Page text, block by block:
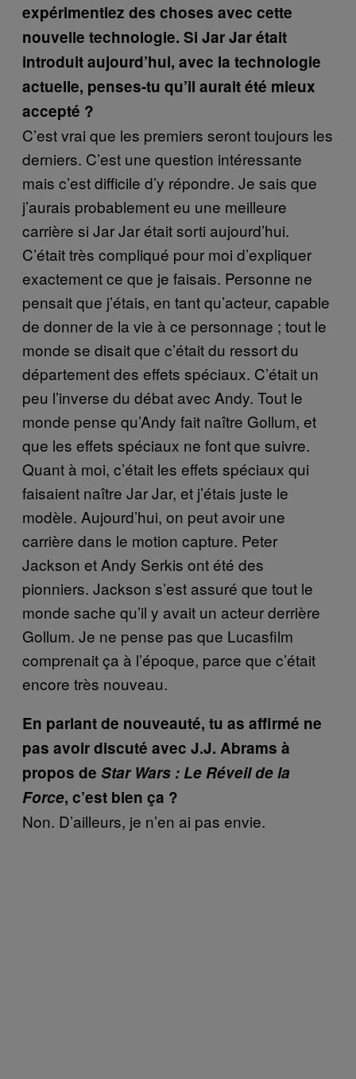
expérimentiez des choses avec cette
nouvelle technologie. Si Jar Jar était
introduit aujourd’hui, avec la technologie
actuelle, penses-tu qu’il aurait été mieux
accepté ?
C’est vrai que les premiers seront toujours les
derniers. C’est une question intéressante
mais c’est difficile d’y répondre. Je sais que
j’aurais probablement eu une meilleure
carrière si Jar Jar était sorti aujourd’hui.
C’était très compliqué pour moi d’expliquer
exactement ce que je faisais. Personne ne
pensait que j’étais, en tant qu’acteur, capable
de donner de la vie à ce personnage ; tout le
monde se disait que c’était du ressort du
département des effets spéciaux. C’était un
peu l’inverse du débat avec Andy. Tout le
monde pense qu’Andy fait naître Gollum, et
que les effets spéciaux ne font que suivre.
Quant à moi, c’était les effets spéciaux qui
faisaient naître Jar Jar, et j’étais juste le
modèle. Aujourd’hui, on peut avoir une
carrière dans le motion capture. Peter
Jackson et Andy Serkis ont été des
pionniers. Jackson s’est assuré que tout le
monde sache qu’il y avait un acteur derrière
Gollum. Je ne pense pas que Lucasfilm
comprenait ça à l’époque, parce que c’était
encore très nouveau.
En parlant de nouveauté, tu as affirmé ne
pas avoir discuté avec J.J. Abrams à
propos de Star Wars : Le Réveil de la
Force, c’est bien ça ?
Non. D’ailleurs, je n’en ai pas envie.